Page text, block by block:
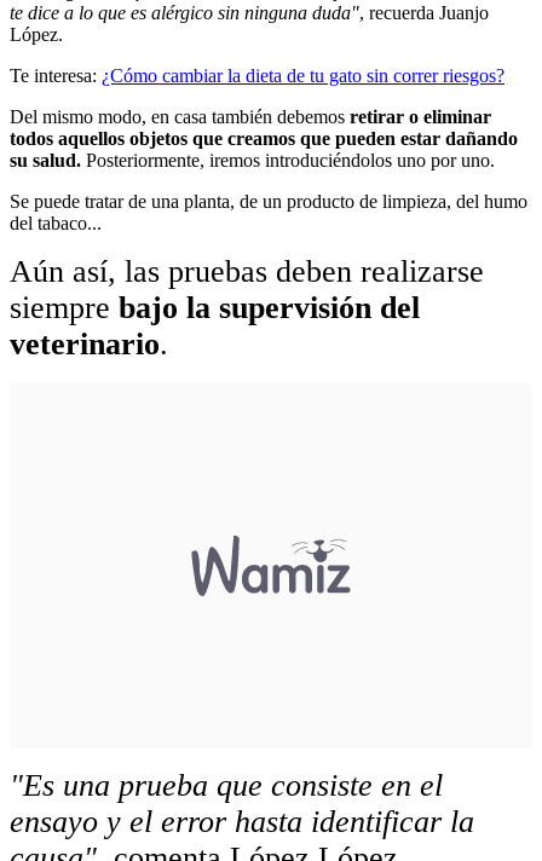
te dice a lo que es alérgico sin ninguna duda", recuerda Juanjo
López.
Te interesa: ¿Cómo cambiar la dieta de tu gato sin correr riesgos?
Del mismo modo, en casa también debemos retirar o eliminar
todos aquellos objetos que creamos que pueden estar dañando
su salud. Posteriormente, iremos introduciéndolos uno por uno.
Se puede tratar de una planta, de un producto de limpieza, del humo
del tabaco...
Aún así, las pruebas deben realizarse
siempre bajo la supervisión del
veterinario.
"Es una prueba que consiste en el
ensayo y el error hasta identificar la